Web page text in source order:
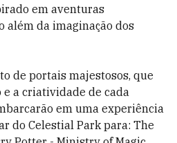
em aventuras
além da imaginação dos
de portais majestosos, que
a criatividade de cada
em uma experiência
do Celestial Park para: The